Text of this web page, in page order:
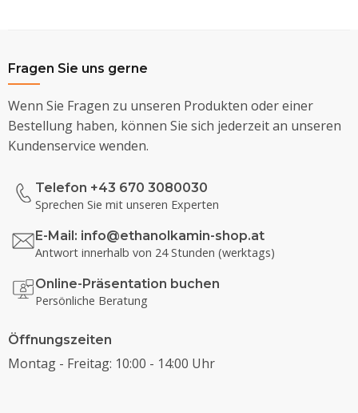
Fragen Sie uns gerne
Wenn Sie Fragen zu unseren Produkten oder einer
Bestellung haben, können Sie sich jederzeit an unseren
Kundenservice wenden.
Telefon +43 670 3080030
Sprechen Sie mit unseren Experten
E-Mail: info@ethanolkamin-shop.at
Antwort innerhalb von 24 Stunden (werktags)
Online-Präsentation buchen
Persönliche Beratung
Öffnungszeiten
Montag - Freitag: 10:00 - 14:00 Uhr